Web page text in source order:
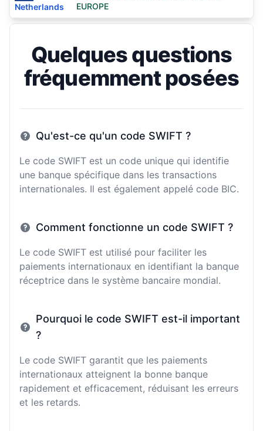
Netherlands
EUROPE
Quelques questions
fréquemment posées
Qu'est-ce qu'un code SWIFT ?
Le code SWIFT est un code unique qui identifie
une banque spécifique dans les transactions
internationales. Il est également appelé code BIC.
Comment fonctionne un code SWIFT ?
Le code SWIFT est utilisé pour faciliter les
paiements internationaux en identifiant la banque
réceptrice dans le système bancaire mondial.
Pourquoi le code SWIFT est-il important
?
Le code SWIFT garantit que les paiements
internationaux atteignent la bonne banque
rapidement et efficacement, réduisant les erreurs
et les retards.